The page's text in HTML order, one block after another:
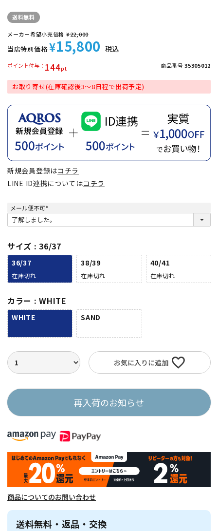
送料無料
メーカー希望小売価格 ¥22,000
当店特別価格 ¥15,800 税込
144
ポイント付与 商品番号 35305012
お取り寄せ(在庫確認後3～8日程で出荷予定)
新規会員登録はコチラ
LINE ID連携についてはコチラ
メール便不可
(
必
須
サイズ 36/37
36/37
在庫切れ
38/39
在庫切れ
40/41
在庫切れ
カラー WHITE
WHITE SAND
お気に入りに追加
再入荷のお知らせ
商品についてのお問い合わせ
送料無料・返品・交換